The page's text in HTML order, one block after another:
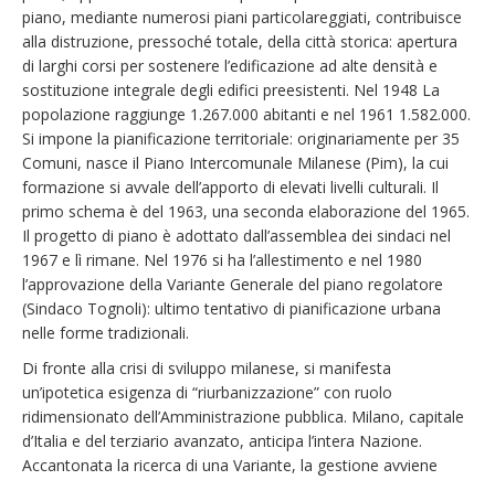
piano, mediante numerosi piani particolareggiati, contribuisce
alla distruzione, pressoché totale, della città storica: apertura
di larghi corsi per sostenere l’edificazione ad alte densità e
sostituzione integrale degli edifici preesistenti. Nel 1948 La
popolazione raggiunge 1.267.000 abitanti e nel 1961 1.582.000.
Si impone la pianificazione territoriale: originariamente per 35
Comuni, nasce il Piano Intercomunale Milanese (Pim), la cui
formazione si avvale dell’apporto di elevati livelli culturali. Il
primo schema è del 1963, una seconda elaborazione del 1965.
Il progetto di piano è adottato dall’assemblea dei sindaci nel
1967 e lì rimane. Nel 1976 si ha l’allestimento e nel 1980
l’approvazione della Variante Generale del piano regolatore
(Sindaco Tognoli): ultimo tentativo di pianificazione urbana
nelle forme tradizionali.
Di fronte alla crisi di sviluppo milanese, si manifesta
un’ipotetica esigenza di “riurbanizzazione” con ruolo
ridimensionato dell’Amministrazione pubblica. Milano, capitale
d’Italia e del terziario avanzato, anticipa l’intera Nazione.
Accantonata la ricerca di una Variante, la gestione avviene